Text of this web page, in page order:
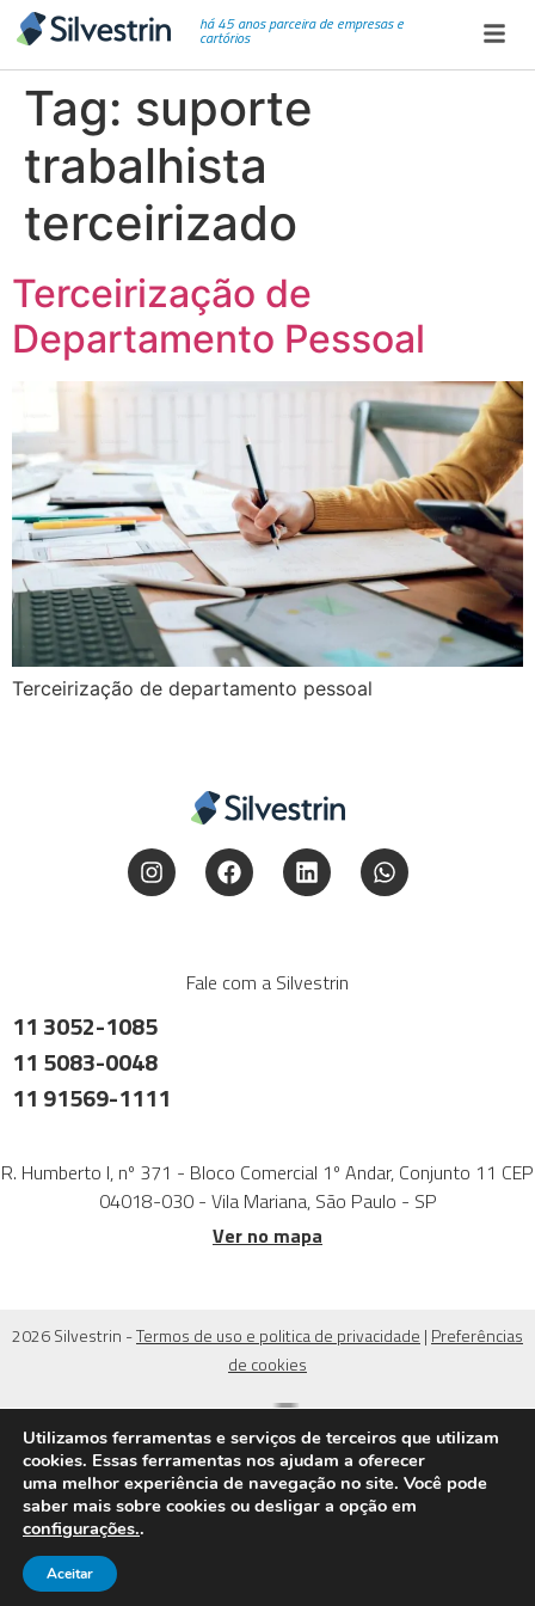
há 45 anos parceira de empresas e
cartórios
Tag: suporte
trabalhista
terceirizado
Terceirização de
Departamento Pessoal
Terceirização de departamento pessoal
Fale com a Silvestrin
11 3052-1085
11 5083-0048
11 91569-1111
R. Humberto I, nº 371 - Bloco Comercial 1º Andar, Conjunto 11 CEP
04018-030 - Vila Mariana, São Paulo - SP
Ver no mapa
2026 Silvestrin -Termos de uso e politica de privacidade | Preferências
de cookies
Utilizamos ferramentas e serviços de terceiros que utilizam
cookies. Essas ferramentas nos ajudam a oferecer
uma melhor experiência de navegação no site. Você pode
saber mais sobre cookies ou desligar a opção em
configurações..
Aceitar